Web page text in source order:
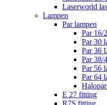
Laserworld
Lampen
Par lampen
Par 16/
Par 30
Par 36
Par 38/
Par 56
Par 64
E 27 fitting
R7S fitting